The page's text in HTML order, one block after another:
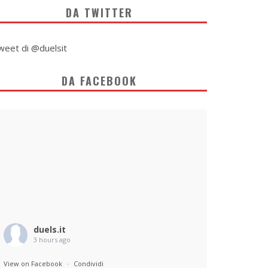
DA TWITTER
di @duelsit
DA FACEBOOK
duels.it
3 hours ago
View on Facebook · Condividi